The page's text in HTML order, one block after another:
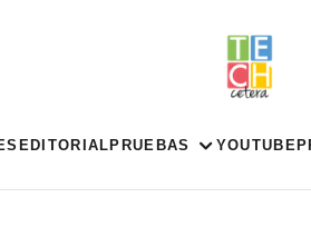
EDITORIAL PRUEBAS YOUTUBE